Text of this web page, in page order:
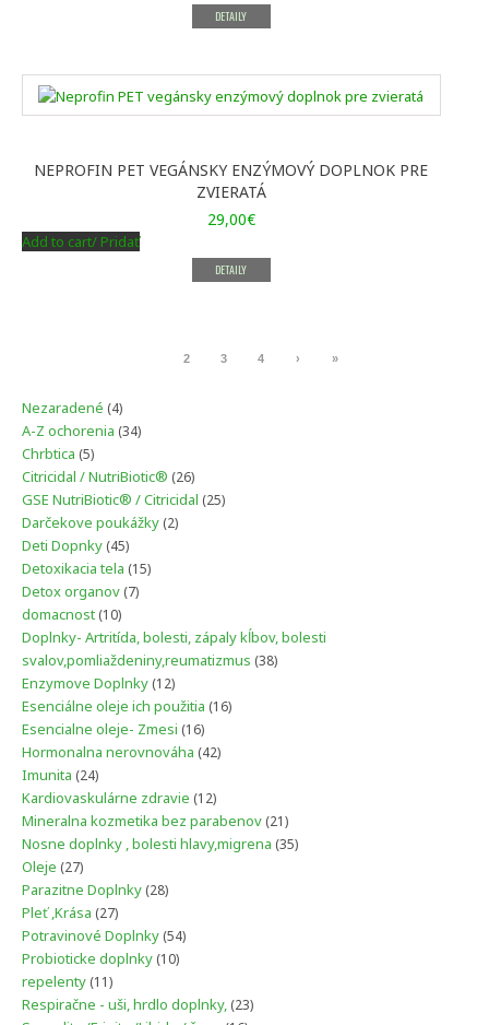
DETAILY
NEPROFIN PET VEGÁNSKY ENZÝMOVÝ DOPLNOK PRE
ZVIERATÁ
29,00€
Add to cart/ Pridať
DETAILY
2 3 4 › »
Nezaradené 44
produkty
A-Z ochorenia 3434
Chrbtica 55
produktov
Citricidal / NutriBiotic® 2626
produktov
GSE NutriBiotic® / Citricidal 2525
Darčekove poukážky 22
Deti Dopnky 4545
produktov
Detoxikacia tela 1515
Detox organov 77
domacnost 1010
produktov
Doplnky- Artritída, bolesti, zápaly kĺbov, bolesti
svalov,pomliaždeniny,reumatizmus 3838
Enzymove Doplnky 1212
produktov
Esenciálne oleje ich použitia 1616
Esencialne oleje- Zmesi 1616
produktov
Hormonalna nerovnováha 4242
Imunita 2424
produktov
Kardiovaskulárne zdravie 1212
produktov
Mineralna kozmetika bez parabenov 2121
produktov
Nosne doplnky , bolesti hlavy,migrena 3535
Oleje 2727
produktov
Parazitne Doplnky 2828
Pleť ,Krása 2727
produktov
Potravinové Doplnky 5454
Probioticke doplnky 1010
repelenty 1111
produktov
Respiračne - uši, hrdlo doplnky, 2323